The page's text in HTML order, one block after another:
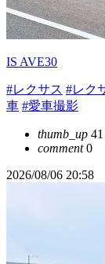
IS AVE30
#レクサス #レク
車 #愛車撮影
thumb_up 41
comment0
2026/08/06 20:58